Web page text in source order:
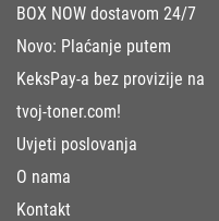
BOX NOW dostavom 24/7
Novo: Plaćanje putem
KeksPay-a bez provizije na
tvoj-toner.com!
Uvjeti poslovanja
O nama
Kontakt